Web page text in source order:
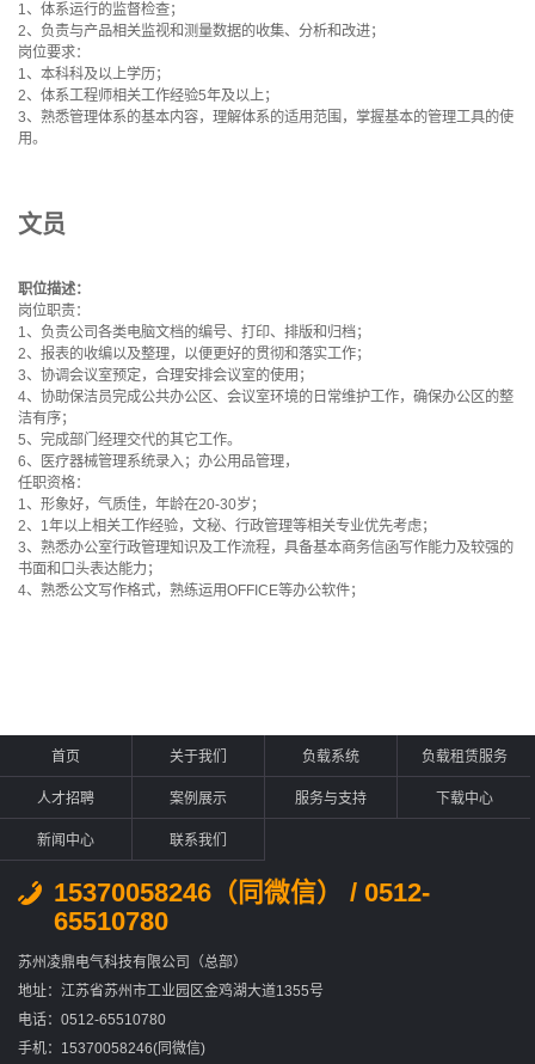
1、体系运行的监督检查；
2、负责与产品相关监视和测量数据的收集、分析和改进；
岗位要求：
1、本科科及以上学历；
2、体系工程师相关工作经验5年及以上；
3、熟悉管理体系的基本内容，理解体系的适用范围，掌握基本的管理工具的使
用。
文员
职位描述：
岗位职责：
1、负责公司各类电脑文档的编号、打印、排版和归档；
2、报表的收编以及整理，以便更好的贯彻和落实工作；
3、协调会议室预定，合理安排会议室的使用；
4、协助保洁员完成公共办公区、会议室环境的日常维护工作，确保办公区的整
洁有序；
5、完成部门经理交代的其它工作。
6、医疗器械管理系统录入；办公用品管理，
任职资格：
1、形象好，气质佳，年龄在20-30岁；
2、1年以上相关工作经验，文秘、行政管理等相关专业优先考虑；
3、熟悉办公室行政管理知识及工作流程，具备基本商务信函写作能力及较强的
书面和口头表达能力；
4、熟悉公文写作格式，熟练运用OFFICE等办公软件；
首页 关于我们 负载系统 负载租赁服务
人才招聘 案例展示 服务与支持 下载中心
新闻中心 联系我们
15370058246（同微信） / 0512-
65510780
苏州凌鼎电气科技有限公司（总部）
地址：江苏省苏州市工业园区金鸡湖大道1355号
电话：0512-65510780
手机：15370058246(同微信)